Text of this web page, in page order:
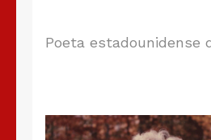
Poeta estadounidense